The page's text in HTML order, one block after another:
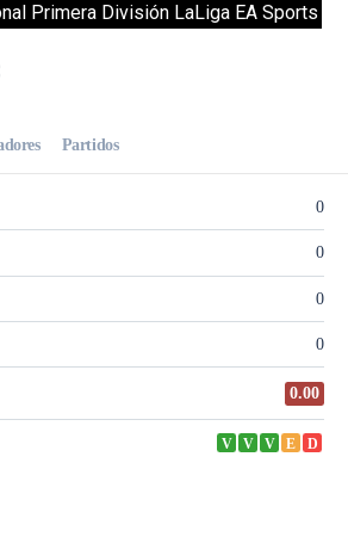
Primera División LaLiga EA Sports